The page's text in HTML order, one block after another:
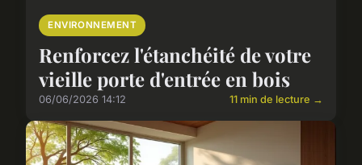
ENVIRONNEMENT
Renforcez l'étanchéité de votre
vieille porte d'entrée en bois
06/06/2026 14:12 11 min de lecture →